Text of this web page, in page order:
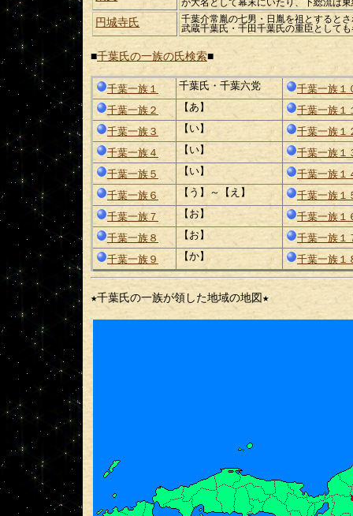
が大名として幕末にいたり、下総流は
円城寺氏
千葉介常胤の七男・日胤を祖とすると
武蔵千葉氏・千田千葉氏の重臣として
■千葉氏の一族の氏検索■
千葉一族１ 千葉氏・千葉六党
千葉一族１
千葉一族２
【あ】
千葉一族１
千葉一族３
【い】
千葉一族１
千葉一族４
【い】
千葉一族１
千葉一族５
【い】
千葉一族１
千葉一族６
【う】～【え】
千葉一族１
千葉一族７
【お】
千葉一族１
千葉一族８
【お】
千葉一族１
千葉一族９
【か】 千葉一族１
★千葉氏の一族が領した地域の地図★